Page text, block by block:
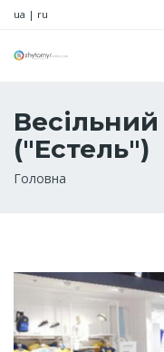
ua | ru
("Естель")
Рядок
Головна